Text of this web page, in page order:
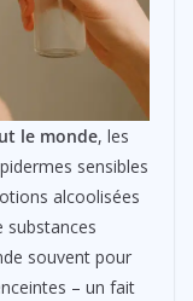
le monde, les
sensibles
alcoolisées
substances
souvent pour
– un fait